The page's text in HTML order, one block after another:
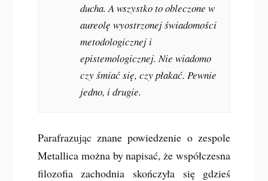
ducha. A wszystko to obleczone w
aureolę wyostrzonej świadomości
metodologicznej i
epistemologicznej. Nie wiadomo
czy śmiać się, czy płakać. Pewnie
jedno, i drugie.
Parafrazując znane powiedzenie o zespole
Metallica można by napisać, że współczesna
filozofia zachodnia skończyła się gdzieś